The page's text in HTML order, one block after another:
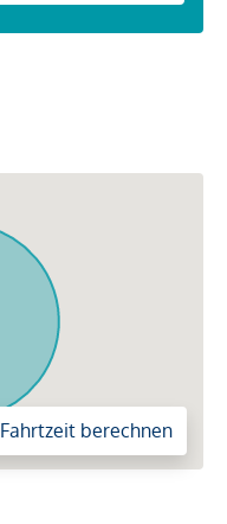
Fahrtzeit berechnen